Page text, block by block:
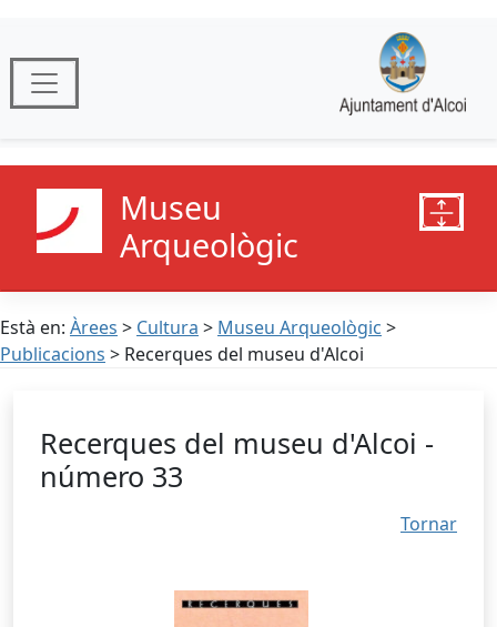
Museu
Arqueològic
Està en: Àrees > Cultura > Museu Arqueològic >
Publicacions > Recerques del museu d'Alcoi
Recerques del museu d'Alcoi -
número 33
Tornar